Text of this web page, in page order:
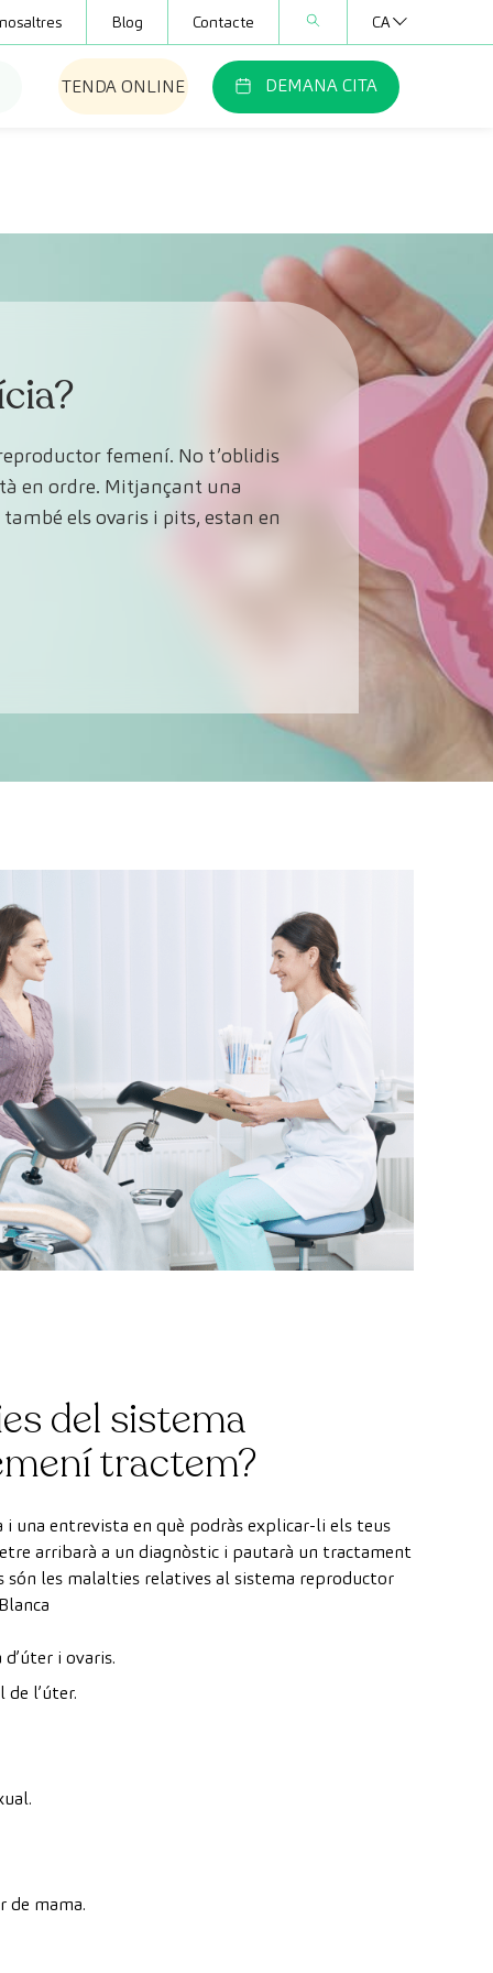
Blog Contacte CA
TENDA ONLINE DEMANA CITA
femení. No t’oblidis
en ordre. Mitjançant una
els ovaris i pits, estan en
del sistema
tractem?
una entrevista en què podràs explicar-li els teus
arribarà a un diagnòstic i pautarà un tractament
les malalties relatives al sistema reproductor
i ovaris.
l’úter.
de mama.